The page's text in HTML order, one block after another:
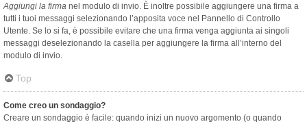
Aggiungi la firma nel modulo di invio. È inoltre possibile aggiungere una firma a
tutti i tuoi messaggi selezionando l’apposita voce nel Pannello di Controllo
Utente. Se lo si fa, è possibile evitare che una firma venga aggiunta ai singoli
messaggi deselezionando la casella per aggiungere la firma all’interno del
modulo di invio.
Top
Come creo un sondaggio?
Creare un sondaggio è facile: quando inizi un nuovo argomento (o quando